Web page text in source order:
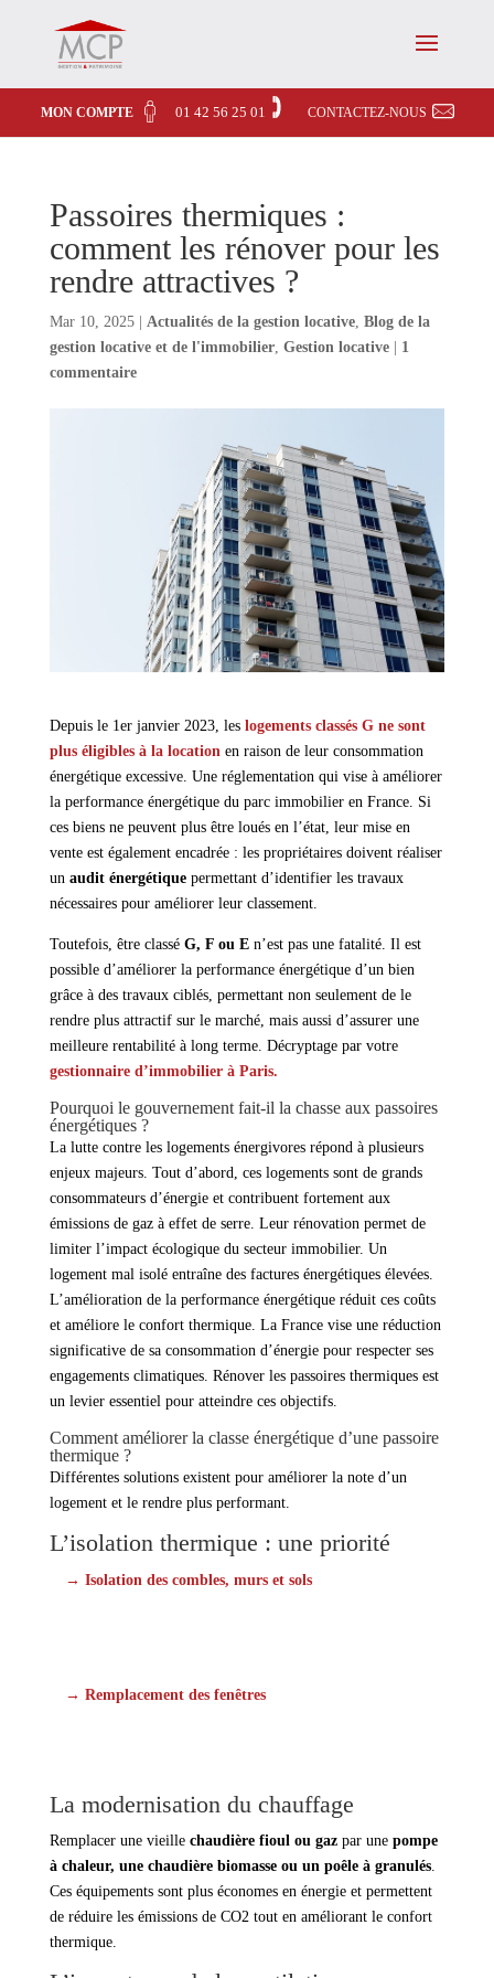
MON COMPTE 01 42 56 25 01 CONTACTEZ-NOUS
Passoires thermiques :
comment les rénover pour les
rendre attractives ?
Mar 10, 2025| Actualités de la gestion locative, Blog de la
gestion locative et de l'immobilier, Gestion locative| 1
commentaire
Depuis le 1er janvier 2023, les logements classés Gne sont
plus éligiblesà la location en raison de leur consommation
énergétique excessive. Une réglementation qui vise à améliorer
la performance énergétique du parc immobilier en France. Si
ces biens ne peuvent plus être loués en l’état, leur mise en
vente est également encadrée : les propriétaires doivent réaliser
un audit énergétiquepermettant d’identifier les travaux
nécessaires pour améliorer leur classement.
Toutefois, être classé G, F ou En’est pas une fatalité. Il est
possible d’améliorer la performance énergétique d’un bien
grâce à des travaux ciblés, permettant non seulement de le
rendre plus attractif sur le marché, mais aussi d’assurer une
meilleure rentabilité à long terme. Décryptage par votre
gestionnaire d’immobilier à Paris.
Pourquoi le gouvernement fait-il la chasse aux passoires
énergétiques ?
La lutte contre les logements énergivores répond à plusieurs
enjeux majeurs. Tout d’abord, ces logements sont de grands
consommateurs d’énergie et contribuent fortement aux
émissions de gaz à effet de serre. Leur rénovation permet de
limiter l’impact écologique du secteur immobilier. Un
logement mal isolé entraîne des factures énergétiques élevées.
L’amélioration de la performance énergétique réduit ces coûts
et améliore le confort thermique. La France vise une réduction
significative de sa consommation d’énergie pour respecter ses
engagements climatiques. Rénover les passoires thermiques est
un levier essentiel pour atteindre ces objectifs.
Comment améliorer la classe énergétique d’une passoire
thermique ?
Différentes solutions existent pour améliorer la note d’un
logement et le rendre plus performant.
L’isolation thermique : une priorité
→ Isolation des combles, murs et sols: Une grande partie
→ Remplacement des fenêtres: Opter pour du double ou
La modernisation du chauffage
Remplacer une vieille chaudière fioul ou gazpar une pompe
à chaleur, une chaudière biomasse ou un poêle à granulés.
Ces équipements sont plus économes en énergie et permettent
de réduire les émissions de CO2 tout en améliorant le confort
thermique.